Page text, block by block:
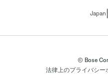
Japan
© Bose
法律上のプライバシー